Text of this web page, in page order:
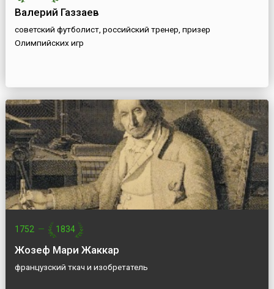
Валерий Газзаев
советский футболист, российский тренер, призер
Олимпийских игр
1752 — 1834
Жозеф Мари Жаккар
французский ткач и изобретатель